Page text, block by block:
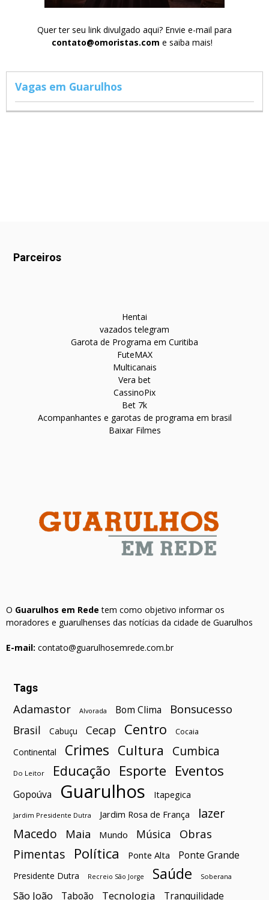
Quer ter seu link divulgado aqui? Envie e-mail para
contato@omoristas.com e saiba mais!
Vagas em Guarulhos
Parceiros
Hentai
vazados telegram
Garota de Programa em Curitiba
FuteMAX
Multicanais
Vera bet
CassinoPix
Bet 7k
Acompanhantes e garotas de programa em brasil
Baixar Filmes
O Guarulhos em Rede tem como objetivo informar os
moradores e guarulhenses das notícias da cidade de Guarulhos
E-mail: contato@guarulhosemrede.com.br
Tags
Adamastor Alvorada Bom Clima Bonsucesso
Brasil Cabuçu Cecap Centro Cocaia
Continental Crimes Cultura Cumbica
Do Leitor Educação Esporte Eventos
Gopoúva Guarulhos Itapegica
Jardim Presidente Dutra Jardim Rosa de França
lazer
Macedo
Maia Mundo Música Obras
Pimentas Política Ponte Alta Ponte Grande
Presidente Dutra Recreio São Jorge Saúde Soberana
São João Taboão Tecnologia Tranquilidade